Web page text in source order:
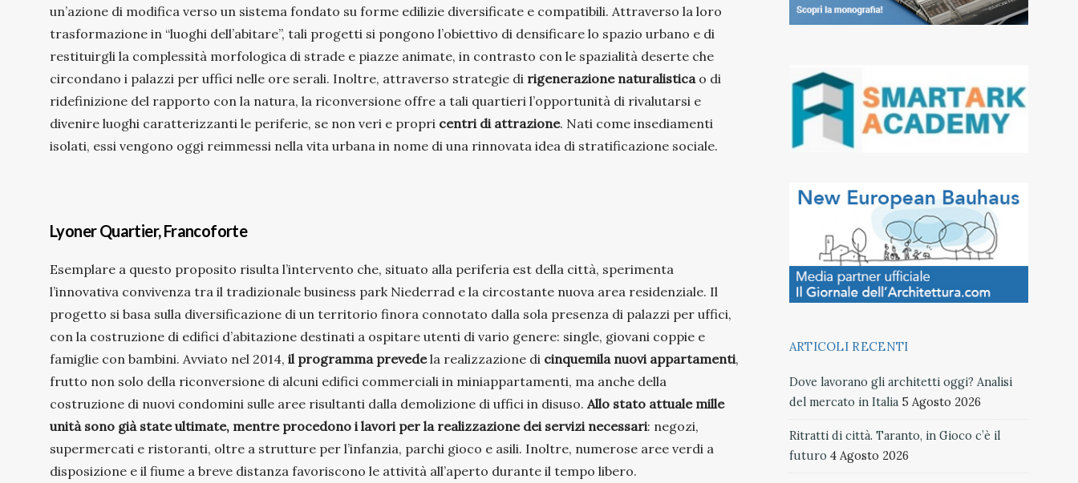
un’azione di modifica verso un sistema fondato su forme edilizie diversificate e compatibili. Attraverso la loro
trasformazione in “luoghi dell’abitare”, tali progetti si pongono l’obiettivo di densificare lo spazio urbano e di
restituirgli la complessità morfologica di strade e piazze animate, in contrasto con le spazialità deserte che
circondano i palazzi per uffici nelle ore serali. Inoltre, attraverso strategie di rigenerazione naturalisticao di
ridefinizione del rapporto con la natura, la riconversione offre a tali quartieri l’opportunità di rivalutarsi e
divenire luoghi caratterizzanti le periferie, se non veri e propri centri di attrazione. Nati come insediamenti
isolati, essi vengono oggi reimmessi nella vita urbana in nome di una rinnovata idea di stratificazione sociale.
Lyoner Quartier, Francoforte
Esemplare a questo proposito risulta l’intervento che, situato alla periferia est della città, sperimenta
l’innovativa convivenza tra il tradizionale business park Niederrad e la circostante nuova area residenziale. Il
progetto si basa sulla diversificazione di un territorio finora connotato dalla sola presenza di palazzi per uffici,
con la costruzione di edifici d’abitazione destinati a ospitare utenti di vario genere: single, giovani coppie e
famiglie con bambini. Avviato nel 2014, il programma prevedela realizzazione di cinquemila nuovi appartamenti,
frutto non solo della riconversione di alcuni edifici commerciali in miniappartamenti, ma anche della
costruzione di nuovi condomini sulle aree risultanti dalla demolizione di uffici in disuso. Allo stato attuale mille
unità sono già state ultimate, mentre procedono i lavori per la realizzazione dei servizi necessari: negozi,
supermercati e ristoranti, oltre a strutture per l’infanzia, parchi gioco e asili. Inoltre, numerose aree verdi a
disposizione e il fiume a breve distanza favoriscono le attività all’aperto durante il tempo libero.
ARTICOLI RECENTI
Dove lavorano gli architetti oggi? Analisi
del mercato in Italia 5 Agosto 2026
Ritratti di città. Taranto, in Gioco c’è il
futuro 4 Agosto 2026